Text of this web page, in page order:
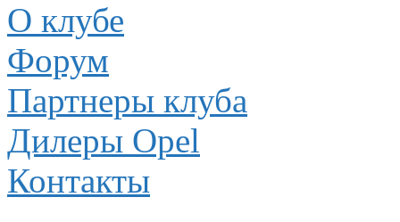
О клубе
Форум
Партнеры клуба
Дилеры Opel
Контакты